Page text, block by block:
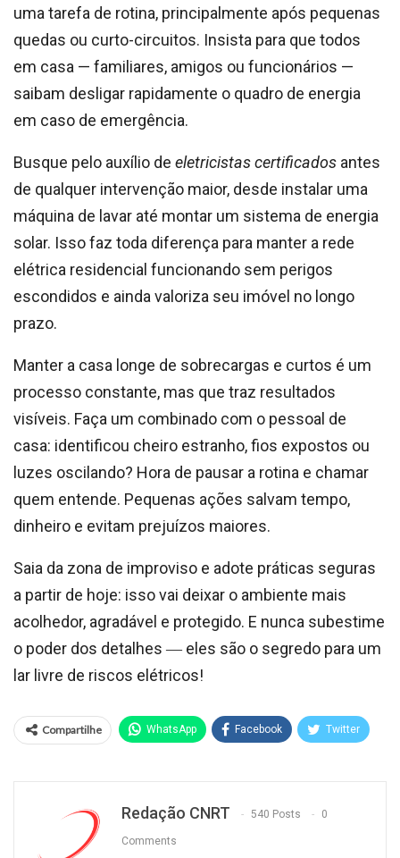
uma tarefa de rotina, principalmente após pequenas
quedas ou curto-circuitos. Insista para que todos
em casa — familiares, amigos ou funcionários —
saibam desligar rapidamente o quadro de energia
em caso de emergência.
Busque pelo auxílio de eletricistas certificados antes
de qualquer intervenção maior, desde instalar uma
máquina de lavar até montar um sistema de energia
solar. Isso faz toda diferença para manter a rede
elétrica residencial funcionando sem perigos
escondidos e ainda valoriza seu imóvel no longo
prazo.
Manter a casa longe de sobrecargas e curtos é um
processo constante, mas que traz resultados
visíveis. Faça um combinado com o pessoal de
casa: identificou cheiro estranho, fios expostos ou
luzes oscilando? Hora de pausar a rotina e chamar
quem entende. Pequenas ações salvam tempo,
dinheiro e evitam prejuízos maiores.
Saia da zona de improviso e adote práticas seguras
a partir de hoje: isso vai deixar o ambiente mais
acolhedor, agradável e protegido. E nunca subestime
o poder dos detalhes ― eles são o segredo para um
lar livre de riscos elétricos!
Compartilhe WhatsApp Facebook Twitter
Redação CNRT 540 Posts 0
Comments